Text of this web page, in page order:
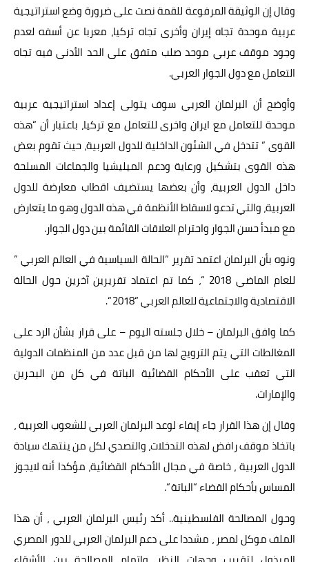
وقال إن الوثيقة المرفوعة للقمة نصت على ضرورة وضع استراتيجية
عربية موحدة تجاه إيران وأخرى تجاه تركيا، معربا عن أسفه لعدم
وجود موقف عربي موحد صلب متفق على الحد الأدنى فيه تجاه
التعامل مع دول الجوار العربي.
وأوضح أن البرلمان العربي سوف يتولى إعداد استراتيجية عربية
موحدة للتعامل مع ايران واخرى للتعامل مع تركيا، باعتبار أن “هذه
القوى ” تتدخل في الشئون الداخلية للدول العربية، حيث تقوم بعض
هذه القوى بتشكيل ورعاية ودعم الميليشيا والجماعات المسلحة
داخل الدول العربية، وأن بعضها يستضيف اقطاب معارضة للدول
العربية، والتي تدعو لاسقاط الأنظمة في هذه الدول وهو ما يتعارض
مع مبدأ حسن الجوار واحترام العلاقات القائمة بين دول الجوار.
ونوه بأن البرلمان اعتمد تقرير “الحالة السياسية في العالم العربي ”
للعام الماضي 2018 “، كما تم اعتماد تقريرين آخرين حول الحالة
الاقتصادية والاجتماعية للعالم العربي “2018 “.
كما وافق البرلمان – خلال جلسته اليوم – على قرار بشأن الرد على
المغالطات التي يتم الترويج لها من قبل عدد من المنظمات الدولية
التي تعقب على الأحكام القضائية الباتة في كل من البحرين
والإمارات.
وقال إن هذا القرار جاء إيفاء لوعد البرلمان العربي للشعوب العربية ،
باتخاذ موقف رافض لهذه التدخلات، والتصدي لكل من ينتهك سيادة
الدول العربية ، خاصة في مجال الأحكام القضائية، مؤكدا أنه لايجوز
المساس بأحكام القضاء “الباتة “.
وحول المصالحة الفلسطينية.. أكد رئيس البرلمان العربي ، أن هذا
الملف موكل لمصر ، مشددا على دعم البرلمان العربي للدور المصري